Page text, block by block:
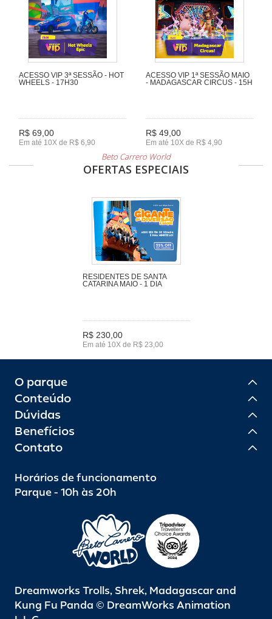
ACESSO VIP 3ª SESSÃO - HOT
WHEELS - 17H30
R$ 69,00
Em até 10X de R$ 6,90
ACESSO VIP 1ª SESSÃO MAIO
- MADAGASCAR CIRCUS - 15H
R$ 49,00
Em até 10X de R$ 4,90
Beto Carrero World
OFERTAS ESPECIAIS
RESIDENTES DE SANTA
CATARINA MAIO - 1 DIA
R$ 230,00
Em até 10X de R$ 23,00
O parque
Conteúdo
Dúvidas
Benefícios
Contato
Horários de funcionamento
Parque - 10h às 20h
Dreamworks Trolls, Shrek, Madagascar and
Kung Fu Panda © DreamWorks Animation